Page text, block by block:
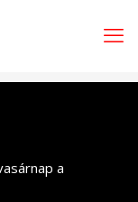
a